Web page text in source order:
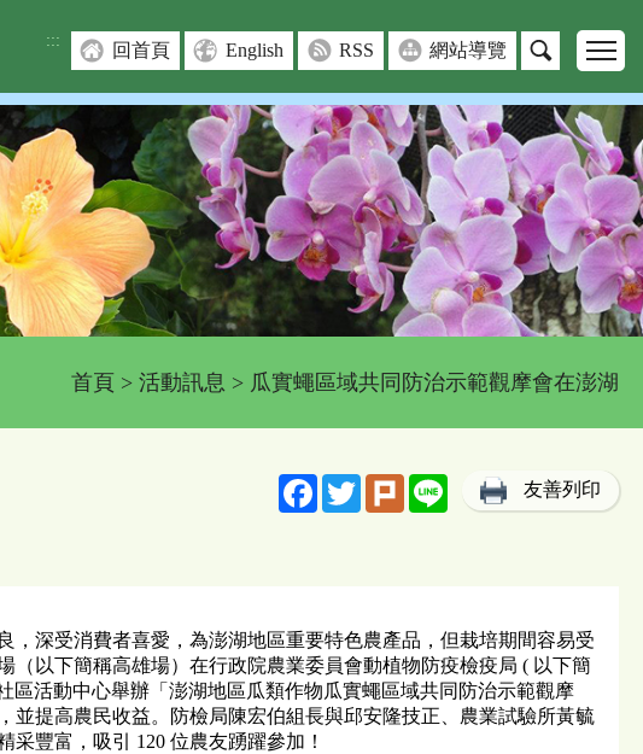
::: 回首頁 English RSS 網站導覽
首頁 > 活動訊息 > 瓜實蠅區域共同防治示範觀摩會在澎湖
FacebookTwitterPlurk Line 友善列印
深受消費者喜愛，為澎湖地區重要特色農產品，但栽培期間容易受
以下簡稱高雄場）在行政院農業委員會動植物防疫檢疫局 ( 以下簡
區活動中心舉辦「澎湖地區瓜類作物瓜實蠅區域共同防治示範觀摩
提高農民收益。防檢局陳宏伯組長與邱安隆技正、農業試驗所黃毓
豐富，吸引 120 位農友踴躍參加！